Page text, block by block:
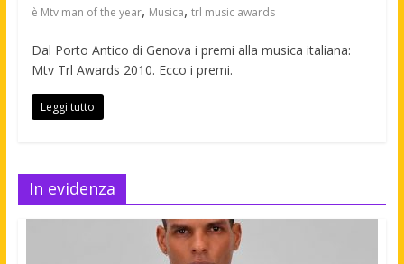
è Mtv man of the year, Musica, trl music awards
Dal Porto Antico di Genova i premi alla musica italiana:
Mtv Trl Awards 2010. Ecco i premi.
Leggi tutto
In evidenza